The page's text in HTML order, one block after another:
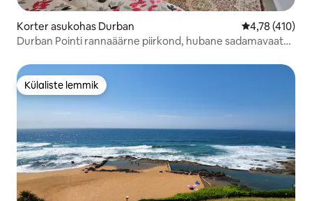
Korter asukohas Durban Keskmine
4,78 (410)
Durban Pointi rannaäärne piirkond, hubane sadamavaate
Külaliste lemmik
Külaliste lemmik